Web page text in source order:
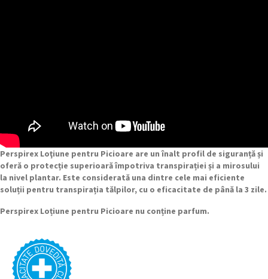
Perspirex Loţiune pentru Picioare are un înalt profil de siguranță și
oferă o protecție superioară împotriva transpirației și a mirosului
la nivel plantar. Este considerată una dintre cele mai eficiente
soluții pentru transpirația tălpilor, cu o eficacitate de până la 3 zile.
Perspirex Loțiune pentru Picioare nu conține parfum.